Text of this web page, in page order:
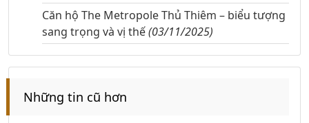
Căn hộ The Metropole Thủ Thiêm – biểu tượng
sang trọng và vị thế(03/11/2025)
Những tin cũ hơn